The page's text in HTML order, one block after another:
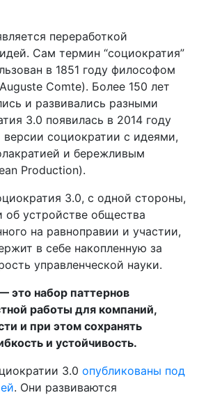
переработкой
Сам термин “социократия”
в 1851 году философом
Comte). Более 150 лет
и развивались разными
3.0 появилась в 2014 году
версии социократии с идеями,
и бережливым
Production).
3.0, с одной стороны,
об устройстве общества
на равноправии и участии,
в себе накопленную за
управленческой науки.
это набор паттернов
работы для компаний,
и при этом сохранять
и устойчивость.
3.0 опубликованы под
. Они развиваются